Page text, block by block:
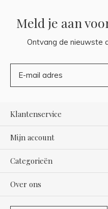
Meld je aan
Ontvang de nieuwste
Klantenservice
Mijn account
Categorieën
Over ons